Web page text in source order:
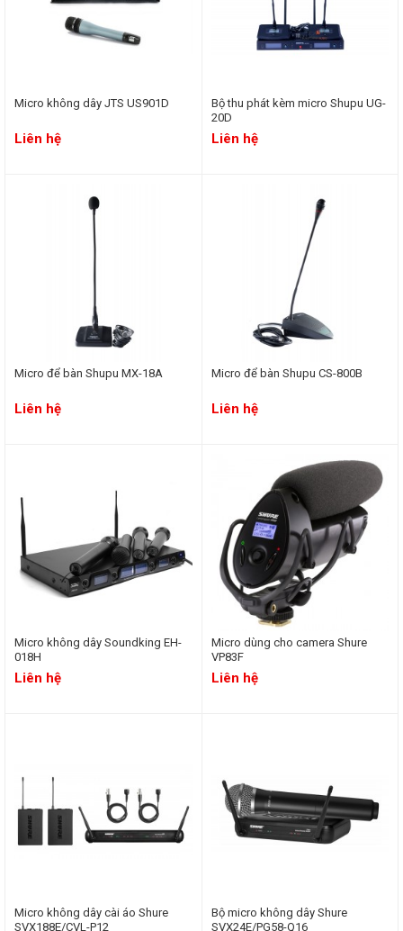
Micro không dây JTS US901D
Liên hệ
Bộ thu phát kèm micro Shupu UG-
20D
Liên hệ
Micro để bàn Shupu MX-18A
Liên hệ
Micro để bàn Shupu CS-800B
Liên hệ
Micro không dây Soundking EH-
018H
Liên hệ
Micro dùng cho camera Shure
VP83F
Liên hệ
Micro không dây cài áo Shure
SVX188E/CVL-P12
Bộ micro không dây Shure
SVX24E/PG58-Q16